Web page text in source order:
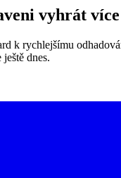
vyhrát více
k rychlejšímu
dnes.